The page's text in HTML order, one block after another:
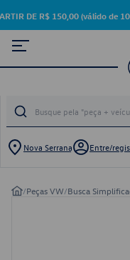
DE R$ 150,00 (válido
Nova Serrana Entre/
/Peças VW/Busca